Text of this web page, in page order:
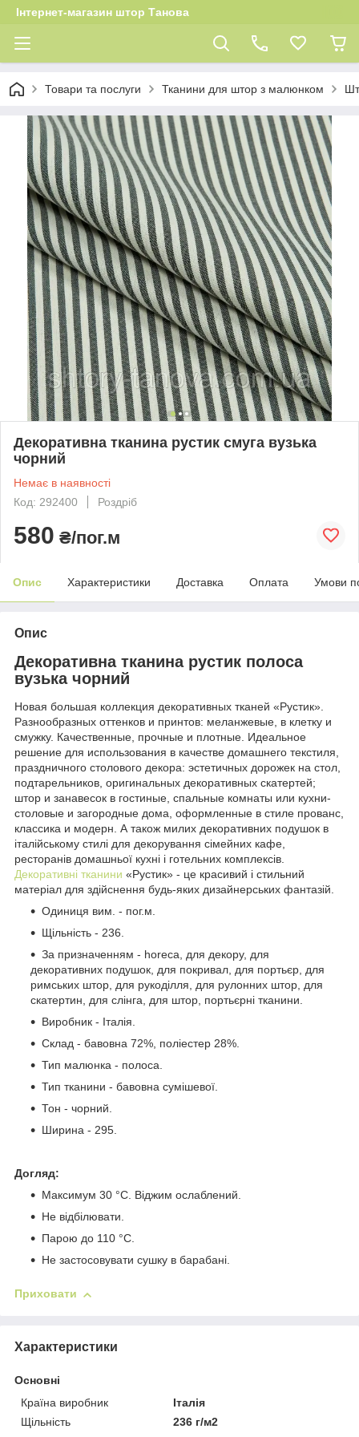
Інтернет-магазин штор Танова
Товари та послуги Тканини для штор з малюнком
Декоративна тканина рустик смуга вузька
чорний
Немає в наявності
Код: 292400
Роздріб
580 ₴/пог.м
Опис Характеристики Доставка Оплата Умови
Опис
Декоративна тканина рустик полоса
вузька чорний
Новая большая коллекция декоративных тканей «Рустик».
Разнообразных оттенков и принтов: меланжевые, в клетку и
смужку. Качественные, прочные и плотные. Идеальное
решение для использования в качестве домашнего текстиля,
праздничного столового декора: эстетичных дорожек на стол,
подтарельников, оригинальных декоративных скатертей;
штор и занавесок в гостиные, спальные комнаты или кухни-
столовые и загородные дома, оформленные в стиле прованс,
классика и модерн. А також милих декоративних подушок в
італійському стилі для декорування сімейних кафе,
ресторанів домашньої кухні і готельних комплексів.
Декоративні тканини «Рустик» - це красивий і стильний
матеріал для здійснення будь-яких дизайнерських фантазій.
Одиниця вим. - пог.м.
Щільність - 236.
За призначенням - horeca, для декору, для
декоративних подушок, для покривал, для портьєр, для
римських штор, для рукоділля, для рулонних штор, для
скатертин, для слінга, для штор, портьєрні тканини.
Виробник - Італія.
Склад - бавовна 72%, поліестер 28%.
Тип малюнка - полоса.
Тип тканини - бавовна сумішевої.
Тон - чорний.
Ширина - 295.
Догляд:
Максимум 30 °C. Віджим ослаблений.
Не відбілювати.
Парою до 110 °C.
Не застосовувати сушку в барабані.
Приховати
Характеристики
Основні
Країна виробник
Італія
Щільність
236 г/м2